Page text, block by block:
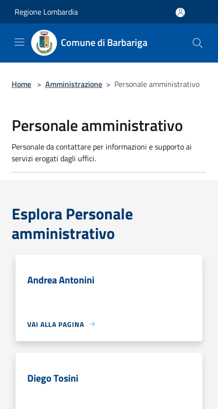
Regione Lombardia
Comune di Barbariga
Home > Amministrazione > Personale amministrativo
Personale amministrativo
Personale da contattare per informazioni e supporto ai
servizi erogati dagli uffici.
Esplora Personale
amministrativo
Andrea Antonini
VAI ALLA PAGINA
Diego Tosini